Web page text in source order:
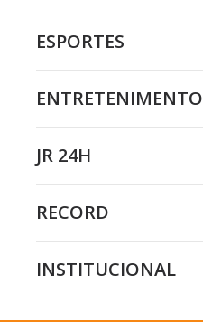
ESPORTES
ENTRETENIMENTO
JR 24H
RECORD
INSTITUCIONAL